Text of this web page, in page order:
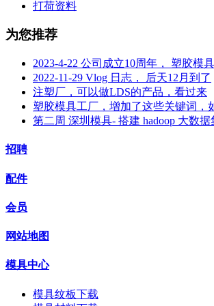
打荷资料
为您推荐
2023-4-22 公司成立10周年， 塑胶模
2022-11-29 Vlog 日志， 后天12月到了
注塑厂，可以做LDS的产品，看过来
塑胶模具工厂，增加了这些关键词，
第二周 深圳模具- 搭建 hadoop 大数
招聘
配件
会员
网站地图
模具中心
模具纹板下载